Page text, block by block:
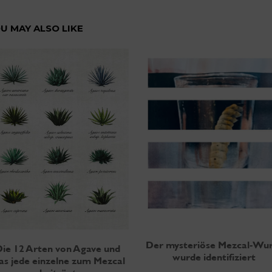
MAY ALSO LIKE
12 Arten von Agave und
jede einzelne zum Mezcal
Der mysteriöse Mezcal-
wurde identifiziert